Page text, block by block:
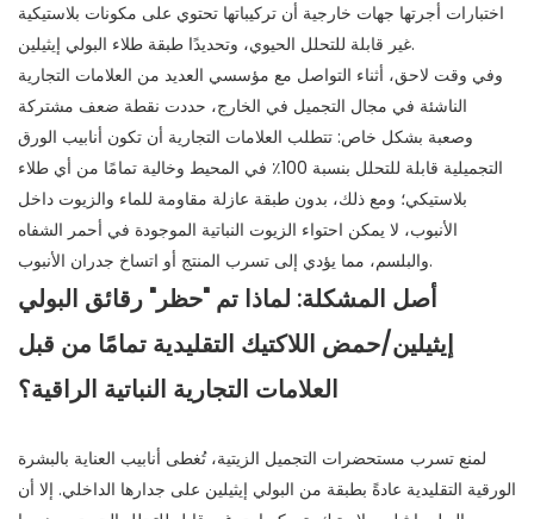
اختبارات أجرتها جهات خارجية أن تركيباتها تحتوي على مكونات بلاستيكية
غير قابلة للتحلل الحيوي، وتحديدًا طبقة طلاء البولي إيثيلين.
وفي وقت لاحق، أثناء التواصل مع مؤسسي العديد من العلامات التجارية
الناشئة في مجال التجميل في الخارج، حددت نقطة ضعف مشتركة
وصعبة بشكل خاص: تتطلب العلامات التجارية أن تكون أنابيب الورق
التجميلية قابلة للتحلل بنسبة 100٪ في المحيط وخالية تمامًا من أي طلاء
بلاستيكي؛ ومع ذلك، بدون طبقة عازلة مقاومة للماء والزيوت داخل
الأنبوب، لا يمكن احتواء الزيوت النباتية الموجودة في أحمر الشفاه
والبلسم، مما يؤدي إلى تسرب المنتج أو اتساخ جدران الأنبوب.
أصل المشكلة: لماذا تم "حظر" رقائق البولي
إيثيلين/حمض اللاكتيك التقليدية تمامًا من قبل
العلامات التجارية النباتية الراقية؟
لمنع تسرب مستحضرات التجميل الزيتية، تُغطى أنابيب العناية بالبشرة
الورقية التقليدية عادةً بطبقة من البولي إيثيلين على جدارها الداخلي. إلا أن